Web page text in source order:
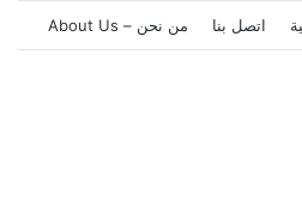
اتصل بنا من نحن – About Us